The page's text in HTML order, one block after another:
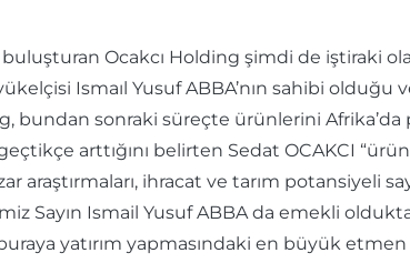
Ocakcı Holding şimdi de iştiraki
Ismaıl Yusuf ABBA’nın sahibi olduğu
bundan sonraki süreçte ürünlerini Afrika’da
arttığını belirten Sedat OCAKCI
ihracat ve tarım potansiyeli
Sayın Ismail Yusuf ABBA da emekli
yatırım yapmasındaki en büyük